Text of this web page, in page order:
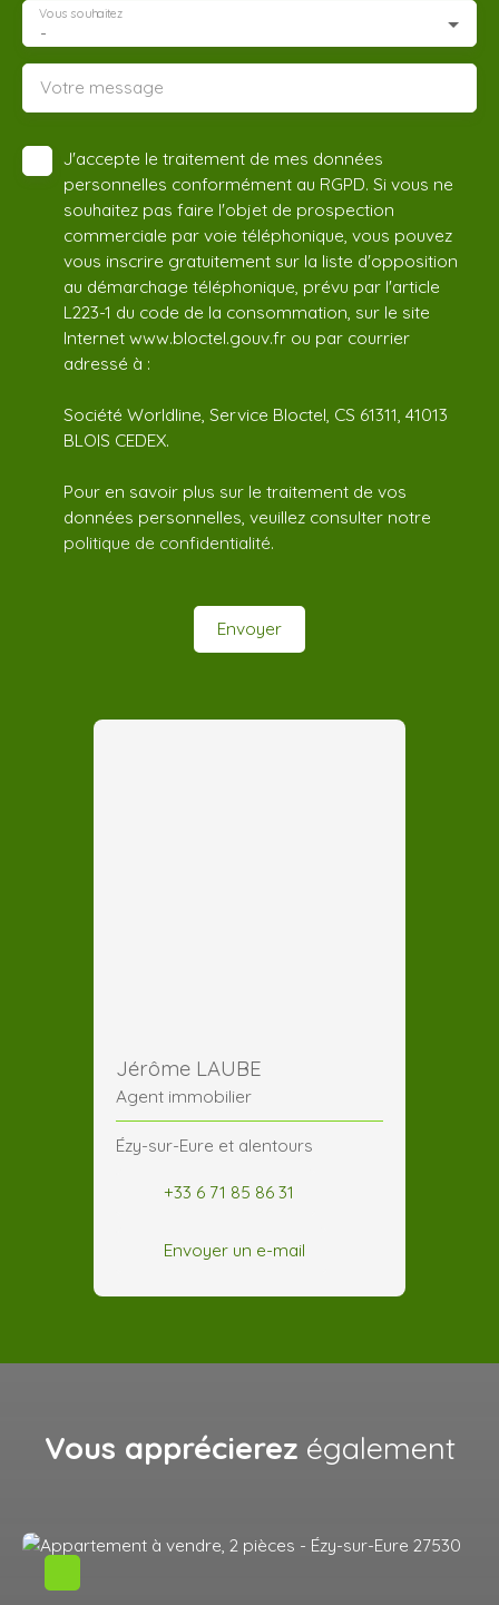
-
Vous souhaitez
Votre message
J'accepte le traitement de mes données
personnelles conformément au RGPD. Si vous ne
souhaitez pas faire l'objet de prospection
commerciale par voie téléphonique, vous pouvez
vous inscrire gratuitement sur la liste d'opposition
au démarchage téléphonique, prévu par l'article
L223-1 du code de la consommation, sur le site
Internet www.bloctel.gouv.fr ou par courrier
adressé à :
Société Worldline, Service Bloctel, CS 61311, 41013
BLOIS CEDEX.
Pour en savoir plus sur le traitement de vos
données personnelles, veuillez consulter notre
politique de confidentialité.
Envoyer
Jérôme LAUBE
Agent immobilier
Ézy-sur-Eure et alentours
+33 6 71 85 86 31
Envoyer un e-mail
Vous apprécierez également